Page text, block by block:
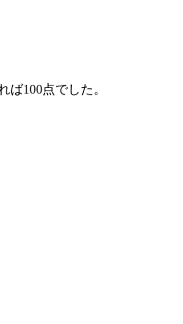
100点でした。